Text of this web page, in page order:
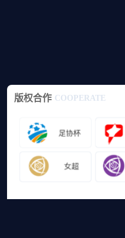
版权合作 COOPERATE